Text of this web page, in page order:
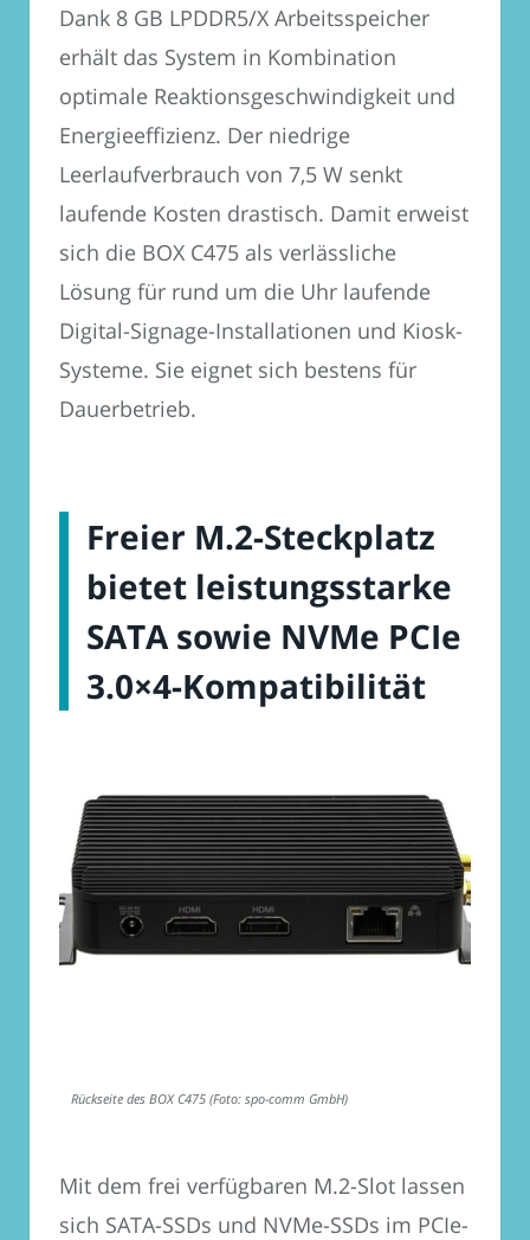
Dank 8 GB LPDDR5/X Arbeitsspeicher
erhält das System in Kombination
optimale Reaktionsgeschwindigkeit und
Energieeffizienz. Der niedrige
Leerlaufverbrauch von 7,5 W senkt
laufende Kosten drastisch. Damit erweist
sich die BOX C475 als verlässliche
Lösung für rund um die Uhr laufende
Digital-Signage-Installationen und Kiosk-
Systeme. Sie eignet sich bestens für
Dauerbetrieb.
Freier M.2-Steckplatz
bietet leistungsstarke
SATA sowie NVMe PCIe
3.0×4-Kompatibilität
Rückseite des BOX C475 (Foto: spo-comm GmbH)
Mit dem frei verfügbaren M.2-Slot lassen
sich SATA-SSDs und NVMe-SSDs im PCIe-